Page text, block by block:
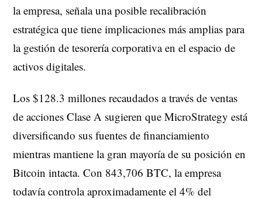
la empresa, señala una posible recalibración
estratégica que tiene implicaciones más amplias para
la gestión de tesorería corporativa en el espacio de
activos digitales.
Los $128.3 millones recaudados a través de ventas
de acciones Clase A sugieren que MicroStrategy está
diversificando sus fuentes de financiamiento
mientras mantiene la gran mayoría de su posición en
Bitcoin intacta. Con 843,706 BTC, la empresa
todavía controla aproximadamente el 4% del